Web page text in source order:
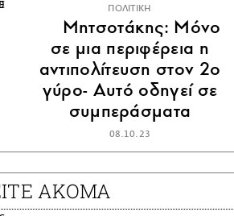
ΠΟΛΙΤΙΚΗ
Μητσοτάκης: Μόνο
σε μια περιφέρεια η
αντιπολίτευση στον 2ο
γύρο- Αυτό οδηγεί σε
συμπεράσματα
08.10.23
ΑΚΟΜΑ